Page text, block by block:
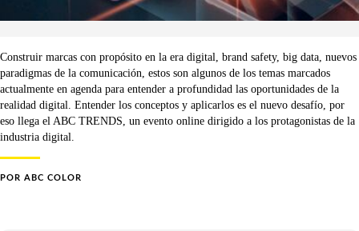
Construir marcas con propósito en la era digital, brand safety, big data, nuevos
paradigmas de la comunicación, estos son algunos de los temas marcados
actualmente en agenda para entender a profundidad las oportunidades de la
realidad digital. Entender los conceptos y aplicarlos es el nuevo desafío, por
eso llega el ABC TRENDS, un evento online dirigido a los protagonistas de la
industria digital.
POR ABC COLOR